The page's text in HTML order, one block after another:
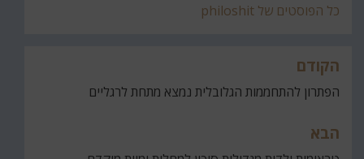
כל הפוסטים של philoshit
הקודם
הפתרון להתחממות הגלובלית נמצא מתחת לרגליים
הבא